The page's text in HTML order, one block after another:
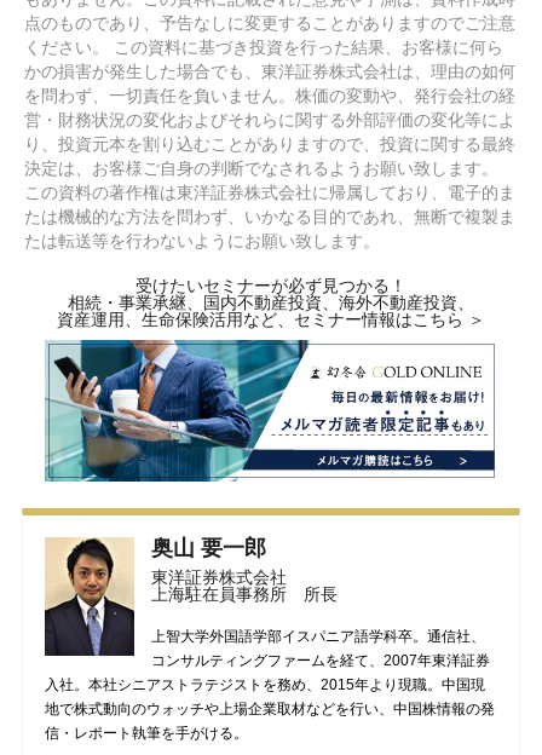
点のものであり、予告なしに変更することがありますのでご注意
ください。 この資料に基づき投資を行った結果、お客様に何ら
かの損害が発生した場合でも、東洋証券株式会社は、理由の如何
を問わず、一切責任を負いません。株価の変動や、発行会社の経
営・財務状況の変化およびそれらに関する外部評価の変化等によ
り、投資元本を割り込むことがありますので、投資に関する最終
決定は、お客様ご自身の判断でなされるようお願い致します。
この資料の著作権は東洋証券株式会社に帰属しており、電子的ま
たは機械的な方法を問わず、いかなる目的であれ、無断で複製ま
たは転送等を行わないようにお願い致します。
受けたいセミナーが必ず見つかる！
相続・事業承継、国内不動産投資、海外不動産投資、
資産運用、生命保険活用など、セミナー情報はこちら ＞
奥山 要一郎
東洋証券株式会社
上海駐在員事務所 所長
上智大学外国語学部イスパニア語学科卒。通信社、
コンサルティングファームを経て、2007年東洋証券
入社。本社シニアストラテジストを務め、2015年より現職。中国現
地で株式動向のウォッチや上場企業取材などを行い、中国株情報の発
信・レポート執筆を手がける。